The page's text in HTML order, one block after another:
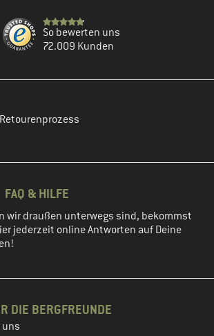
So bewerten uns
72.009 Kunden
FAQ & HILFE
wir draußen unterwegs sind, bekommst
jederzeit online Antworten auf Deine
DIE BERGFREUNDE
uns